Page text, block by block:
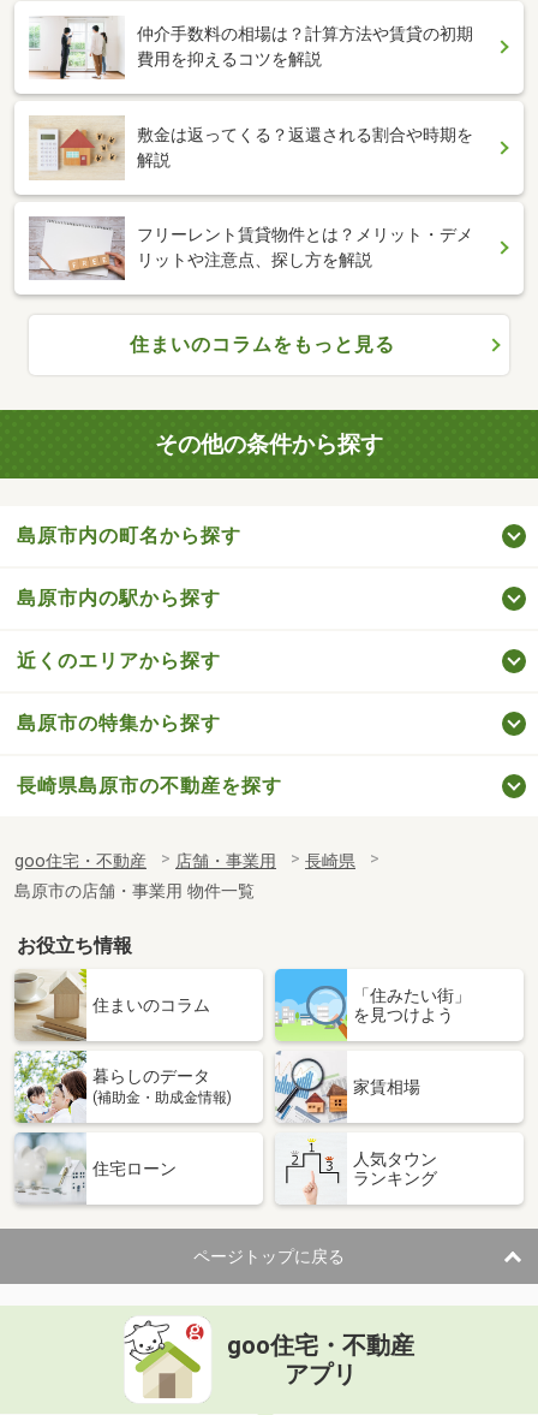
仲介手数料の相場は？計算方法や賃貸の初期
費用を抑えるコツを解説
敷金は返ってくる？返還される割合や時期を
解説
フリーレント賃貸物件とは？メリット・デメ
リットや注意点、探し方を解説
住まいのコラムをもっと見る
その他の条件から探す
島原市内の町名から探す
島原市内の駅から探す
近くのエリアから探す
島原市の特集から探す
長崎県島原市の不動産を探す
goo住宅・不動産 店舗・事業用
長崎県
島原市の店舗・事業用 物件一覧
お役立ち情報
住まいのコラム
「住みたい街」
を見つけよう
暮らしのデータ
(補助金・助成金情報)
家賃相場
住宅ローン
人気タウン
ランキング
ページトップに戻る
goo住宅・不動産
アプリ